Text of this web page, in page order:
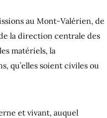
au Mont-Valérien, de
la di­rection centrale des
matériels, la
qu’elles soient civiles ou
et vivant, auquel